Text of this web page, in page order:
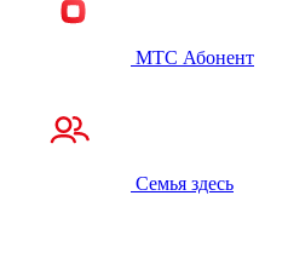
МТС Абонент
Семья здесь